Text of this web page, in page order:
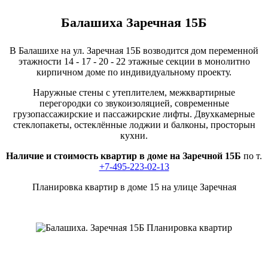
Балашиха Заречная 15Б
В Балашихе на ул. Заречная 15Б возводится дом переменной
этажности 14 - 17 - 20 - 22 этажные секции в монолитно
кирпичном доме по индивидуальному проекту.
Наружные стены с утеплителем, межквартирные
перегородки со звукоизоляцией, современные
грузопассажирские и пассажирские лифты. Двухкамерные
стеклопакеты, остеклённые лоджии и балконы, просторын
кухни.
Наличие и стоимость квартир в доме на Заречной 15Б по т.
+7-495-223-02-13
Планировка квартир в доме 15 на улице Заречная